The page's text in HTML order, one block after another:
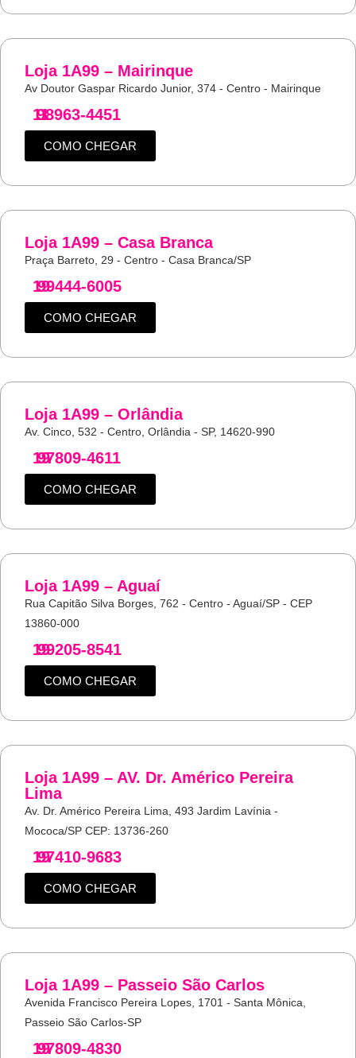
Loja 1A99 – Mairinque
Av Doutor Gaspar Ricardo Junior, 374 - Centro - Mairinque
11
98963-4451
COMO CHEGAR
Loja 1A99 – Casa Branca
Praça Barreto, 29 - Centro - Casa Branca/SP
19
99444-6005
COMO CHEGAR
Loja 1A99 – Orlândia
Av. Cinco, 532 - Centro, Orlândia - SP, 14620-990
19
97809-4611
COMO CHEGAR
Loja 1A99 – Aguaí
Rua Capitão Silva Borges, 762 - Centro - Aguaí/SP - CEP
13860-000
19
99205-8541
COMO CHEGAR
Loja 1A99 – AV. Dr. Américo Pereira
Lima
Av. Dr. Américo Pereira Lima, 493 Jardim Lavínia -
Mococa/SP CEP: 13736-260
19
97410-9683
COMO CHEGAR
Loja 1A99 – Passeio São Carlos
Avenida Francisco Pereira Lopes, 1701 - Santa Mônica,
Passeio São Carlos-SP
19
97809-4830